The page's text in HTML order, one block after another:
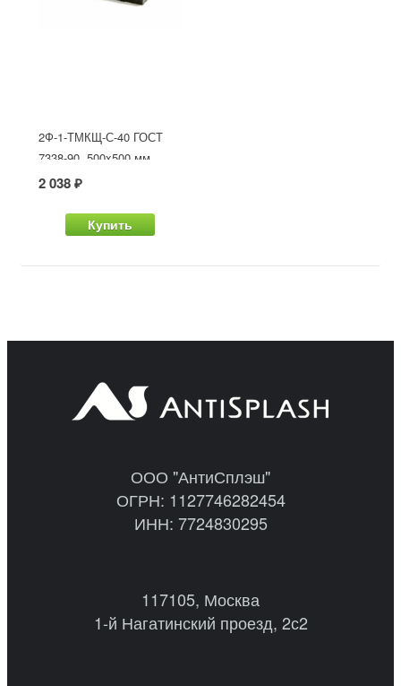
2Ф-1-ТМКЩ-С-40 ГОСТ
7338-90, 500x500 мм
2 038 ₽
Купить
ООО "АнтиСплэш"
ОГРН: 1127746282454
ИНН: 7724830295
117105, Москва
1-й Нагатинский проезд, 2с2